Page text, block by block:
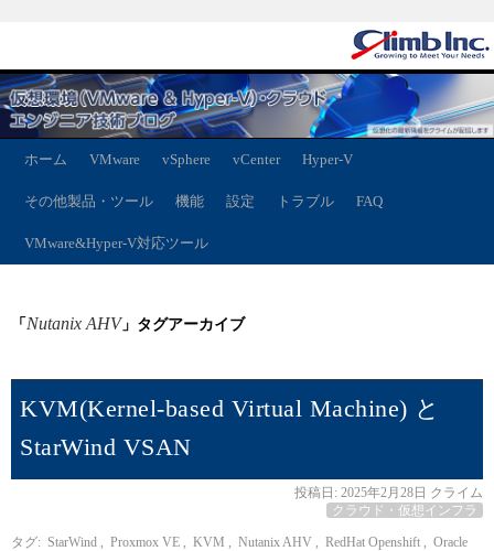
ホーム VMware vSphere vCenter Hyper-V
その他製品・ツール 機能 設定 トラブル FAQ
VMware&Hyper-V対応ツール
「Nutanix AHV」タグアーカイブ
KVM(Kernel-based Virtual Machine) と
StarWind VSAN
投稿日: 2025年2月28日 クライム
クラウド・仮想インフラ
タグ: StarWind Proxmox VE KVM Nutanix AHV RedHat Openshift
Oracle